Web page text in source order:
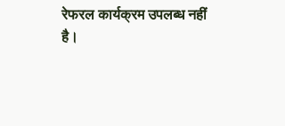
रेफरल कार्यक्रम उपलब्ध नहीं
है।